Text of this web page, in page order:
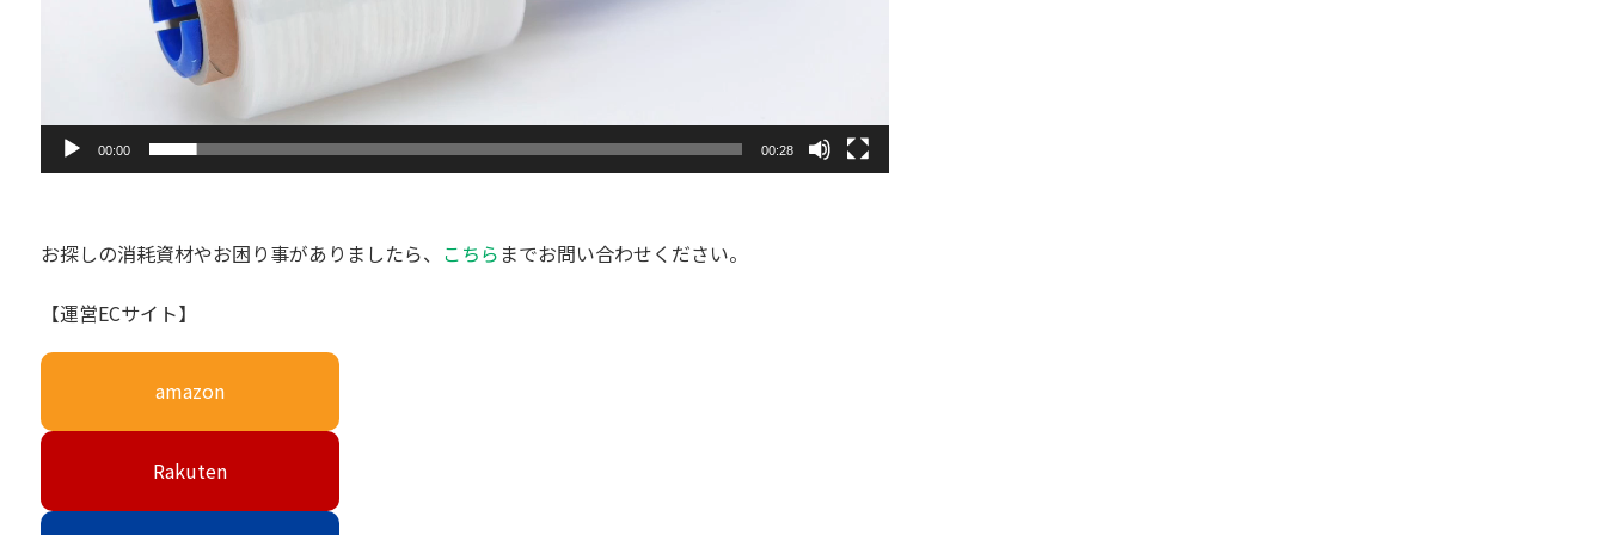
00:00 00:28
お探しの消耗資材やお困り事がありましたら、 こちら までお問い合わせください。
【運営ECサイト】
amazon
Rakuten